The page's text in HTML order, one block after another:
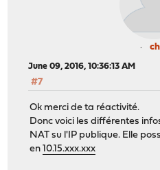
June 09, 2016, 10:36:13 AM
#7
Ok merci de ta réactivité.
Donc voici les différentes
NAT su l'IP publique. Elle
en10.15.xxx.xxx